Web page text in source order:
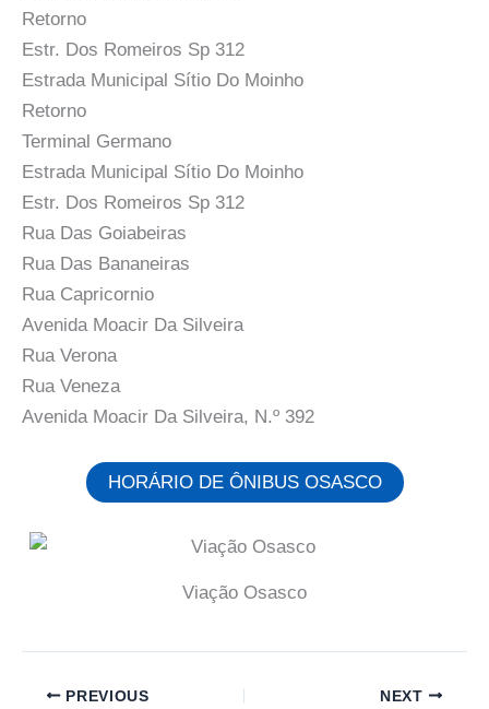
Retorno
Estr. Dos Romeiros Sp 312
Estrada Municipal Sítio Do Moinho
Retorno
Terminal Germano
Estrada Municipal Sítio Do Moinho
Estr. Dos Romeiros Sp 312
Rua Das Goiabeiras
Rua Das Bananeiras
Rua Capricornio
Avenida Moacir Da Silveira
Rua Verona
Rua Veneza
Avenida Moacir Da Silveira, N.º 392
HORÁRIO DE ÔNIBUS OSASCO
Viação Osasco
PREVIOUS NEXT